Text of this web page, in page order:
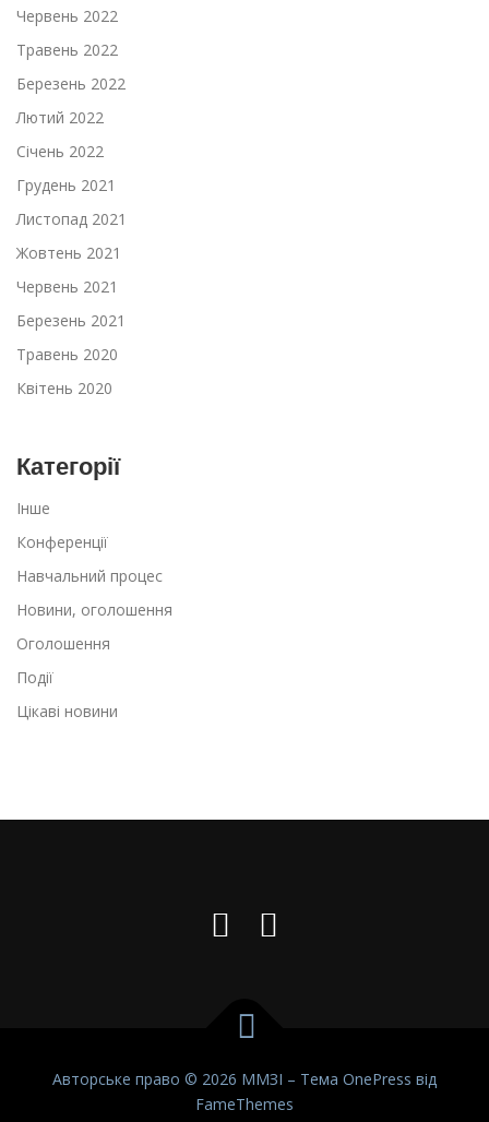
Червень 2022
Травень 2022
Березень 2022
Лютий 2022
Січень 2022
Грудень 2021
Листопад 2021
Жовтень 2021
Червень 2021
Березень 2021
Травень 2020
Квітень 2020
Категорії
Інше
Конференції
Навчальний процес
Новини, оголошення
Оголошення
Події
Цікаві новини
Авторське право © 2026 ММЗІ – Тема OnePress від
FameThemes